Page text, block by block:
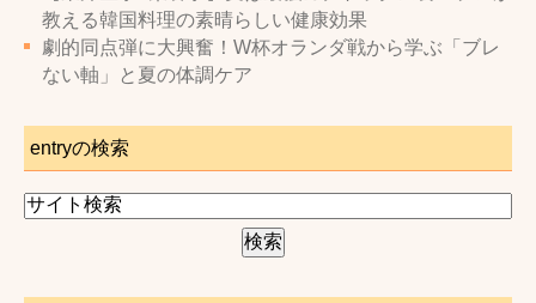
教える韓国料理の素晴らしい健康効果
劇的同点弾に大興奮！W杯オランダ戦から学ぶ「ブレ
ない軸」と夏の体調ケア
entryの検索